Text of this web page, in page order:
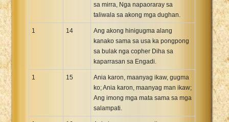
sa mirra, Nga napaoraray sa
taliwala sa akong mga dughan.
1 14
Ang akong hinigugma alang
kanako sama sa usa ka pongpong
sa bulak nga copher Diha sa
kaparrasan sa Engadi.
1 15
Ania karon, maanyag ikaw, gugma
ko; Ania karon, maanyag man ikaw;
Ang imong mga mata sama sa mga
salampati.